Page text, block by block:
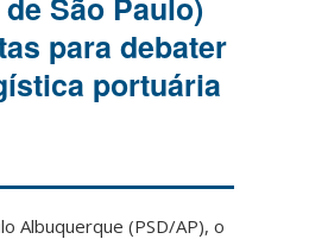
para debater
portuária
Albuquerque (PSD/AP), o